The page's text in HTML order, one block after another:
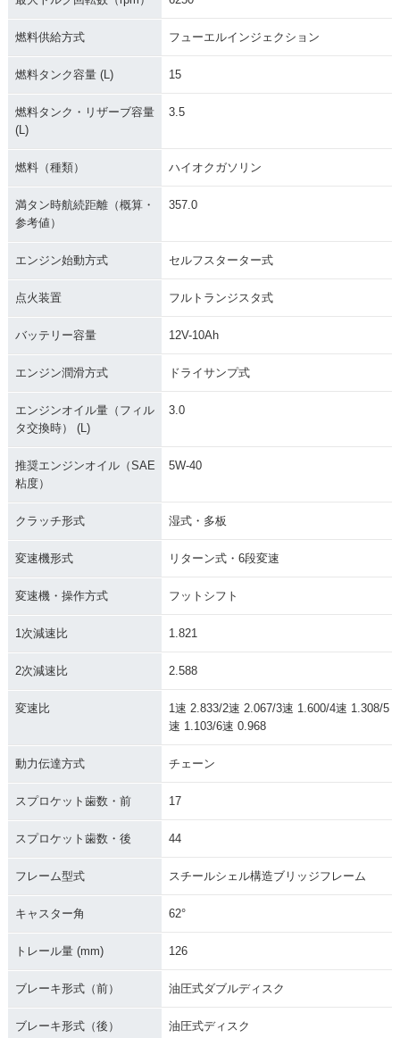
燃料供給方式 フューエルインジェクション
燃料タンク容量 (L) 15
燃料タンク・リザーブ容量
(L)
3.5
燃料（種類） ハイオクガソリン
満タン時航続距離（概算・
参考値）
357.0
エンジン始動方式 セルフスターター式
点火装置 フルトランジスタ式
バッテリー容量 12V-10Ah
エンジン潤滑方式 ドライサンプ式
エンジンオイル量（フィル
タ交換時） (L)
3.0
推奨エンジンオイル（SAE
粘度）
5W-40
クラッチ形式 湿式・多板
変速機形式 リターン式・6段変速
変速機・操作方式 フットシフト
1次減速比 1.821
2次減速比 2.588
変速比
1速 2.833/2速 2.067/3速 1.600/4速 1.308/5
速 1.103/6速 0.968
動力伝達方式 チェーン
スプロケット歯数・前 17
スプロケット歯数・後 44
フレーム型式 スチールシェル構造ブリッジフレーム
キャスター角 62°
トレール量 (mm) 126
ブレーキ形式（前） 油圧式ダブルディスク
ブレーキ形式（後） 油圧式ディスク